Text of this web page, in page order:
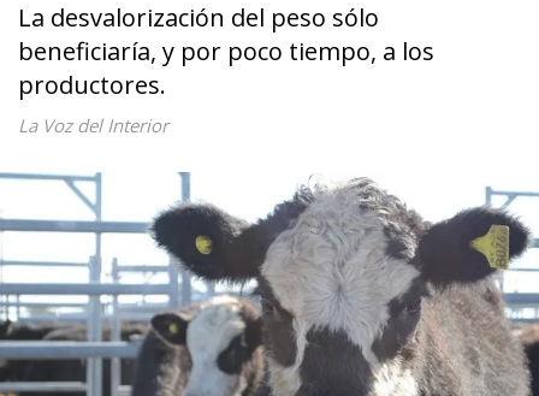
La desvalorización del peso sólo
beneficiaría, y por poco tiempo, a los
productores.
La Voz del Interior